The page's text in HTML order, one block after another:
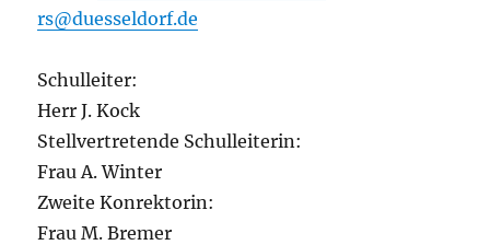
rs@duesseldorf.de
Schulleiter:
Herr J. Kock
Stellvertretende Schulleiterin:
Frau A. Winter
Zweite Konrektorin:
Frau M. Bremer